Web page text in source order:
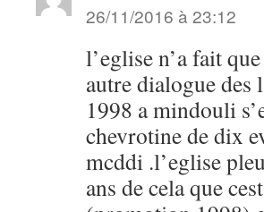
26/11/2016 à 23:12
l’eglise n’a fait
autre dialogue des
1998 a mindouli
chevrotine de dix
mcddi .l’eglise
ans de cela que